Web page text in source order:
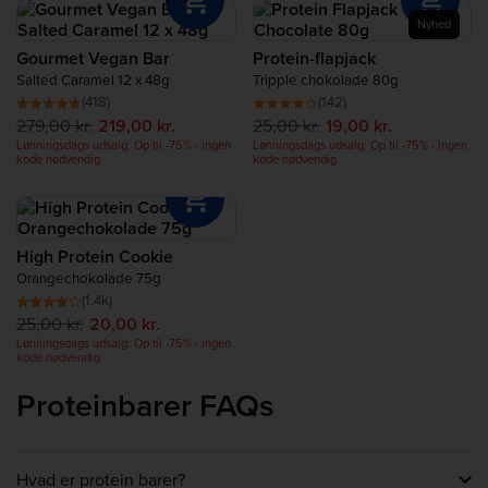
Restitution
Proteinrige Fødevarer
Proteinbar
Protein Snacks
Gourmet Vegan Bar
Salted Caramel 12 x 48g
(418)
279,00 kr. 219,00 kr.
Lønningsdags udsalg: Op til -75% - ingen
kode nødvendig
Nyhed
Protein-flapjack
Tripple chokolade 80g
(142)
25,00 kr. 19,00 kr.
Lønningsdags udsalg: Op til -75% - ingen
kode nødvendig
High Protein Cookie
Orangechokolade 75g
(1.4k)
25,00 kr. 20,00 kr.
Lønningsdags udsalg: Op til -75% - ingen
kode nødvendig
Proteinbarer FAQs
Hvad er protein barer?